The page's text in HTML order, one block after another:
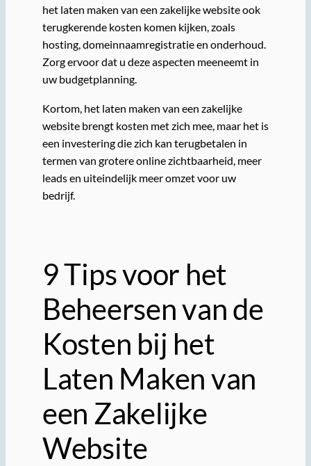
het laten maken van een zakelijke website ook
terugkerende kosten komen kijken, zoals
hosting, domeinnaamregistratie en onderhoud.
Zorg ervoor dat u deze aspecten meeneemt in
uw budgetplanning.
Kortom, het laten maken van een zakelijke
website brengt kosten met zich mee, maar het is
een investering die zich kan terugbetalen in
termen van grotere online zichtbaarheid, meer
leads en uiteindelijk meer omzet voor uw
bedrijf.
9 Tips voor het
Beheersen van de
Kosten bij het
Laten Maken van
een Zakelijke
Website